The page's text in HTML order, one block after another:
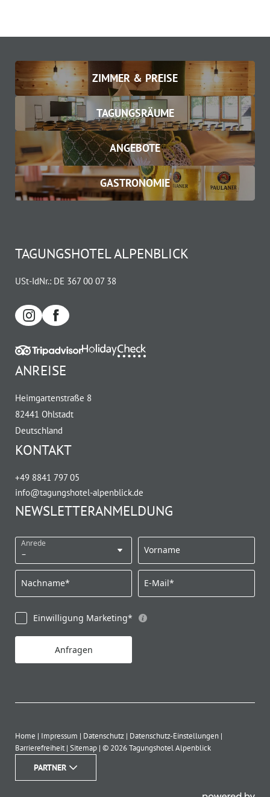
ZIMMER & PREISE
TAGUNGSRÄUME
ANGEBOTE
GASTRONOMIE
TAGUNGSHOTEL ALPENBLICK
USt-IdNr.: DE 367 00 07 38
ANREISE
Heimgartenstraße 8
82441 Ohlstadt
Deutschland
KONTAKT
+49 8841 797 05
info@tagungshotel-alpenblick.de
NEWSLETTERANMELDUNG
Anrede
Vorname
Nachname* E-Mail*
Einwilligung Marketing*
Anfragen
Home | Impressum | Datenschutz | Datenschutz-Einstellungen |
Barrierefreiheit| Sitemap | © 2026 Tagungshotel Alpenblick
PARTNER